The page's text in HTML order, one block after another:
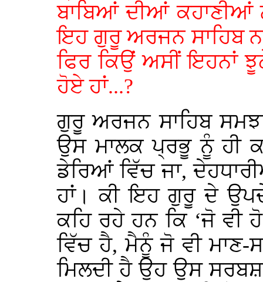
ਬਾਬਿਆਂ ਦੀਆਂ ਕਹਾਣੀਆਂ
ਇਹ ਗੁਰੂ ਅਰਜਨ ਸਾਹਿਬ
ਫਿਰ ਕਿਉਂ ਅਸੀਂ ਇਹਨਾਂ
ਹੋਏ ਹਾਂ...?
ਗੁਰੂ ਅਰਜਨ ਸਾਹਿਬ
ਉਸ ਮਾਲਕ ਪ੍ਰਭੂ ਨੂੰ ਹੀ
ਡੇਰਿਆਂ ਵਿੱਚ ਜਾ,
ਹਾਂ। ਕੀ ਇਹ ਗੁਰੂ ਦੇ
ਕਹਿ ਰਹੇ ਹਨ ਕਿ ‘ਜੋ ਵੀ
ਵਿੱਚ ਹੈ, ਮੈਨੂੰ ਜੋ ਵੀ ਮਾਣ-
ਮਿਲਦੀ ਹੈ ਉਹ ਉਸ